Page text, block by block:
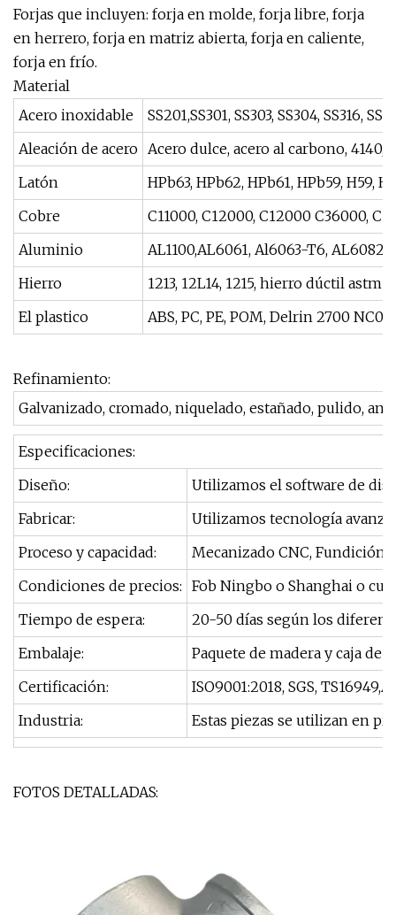
Forjas que incluyen: forja en molde, forja libre, forja
en herrero, forja en matriz abierta, forja en caliente,
forja en frío.
Material
Acero inoxidable
SS201,SS301, SS303, SS304, SS316,
Aleación de acero Acero dulce, acero al carbono, 4140,
Latón
HPb63, HPb62, HPb61, HPb59, H59,
Cobre
C11000, C12000, C12000 C36000,
Aluminio
AL1100,AL6061, Al6063-T6, AL6082,
Hierro
1213, 12L14, 1215, hierro dúctil astm
El plastico
ABS, PC, PE, POM, Delrin 2700
Refinamiento:
Galvanizado, cromado, niquelado, estañado, pulido,
Especificaciones:
Diseño:
Utilizamos el software de
Fabricar:
Utilizamos tecnología
Proceso y capacidad:
Mecanizado CNC, Fundición,
Condiciones de precios: Fob Ningbo o Shanghai o
Tiempo de espera:
20-50 días según los
Embalaje:
Paquete de madera y caja
Certificación:
ISO9001:2018, SGS,
Industria:
Estas piezas se utilizan en
FOTOS DETALLADAS: